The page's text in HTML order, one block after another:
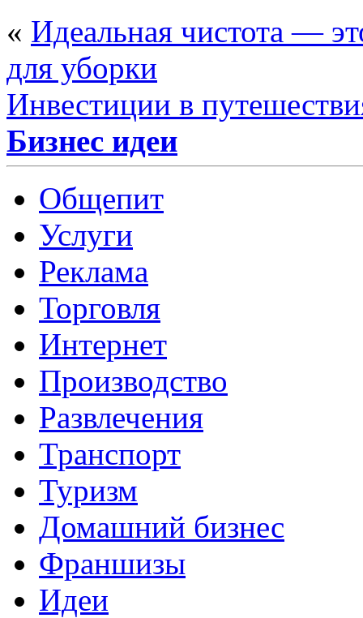
« Идеальная чистота —
для уборки
Инвестиции в
Бизнес идеи
Общепит
Услуги
Реклама
Торговля
Интернет
Производство
Развлечения
Транспорт
Туризм
Домашний бизнес
Франшизы
Идеи